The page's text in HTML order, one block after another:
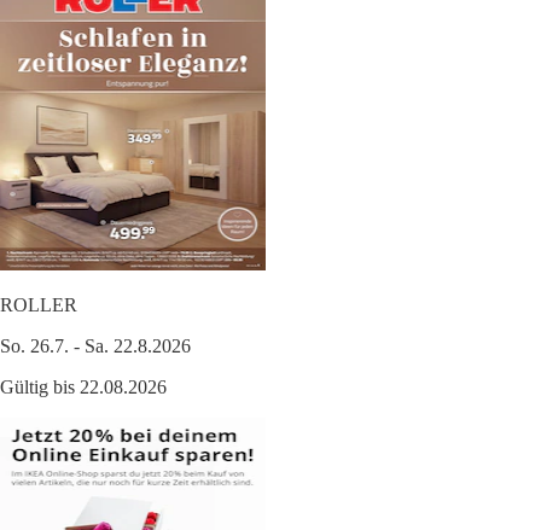
ROLLER
So. 26.7. - Sa. 22.8.2026
Gültig bis 22.08.2026